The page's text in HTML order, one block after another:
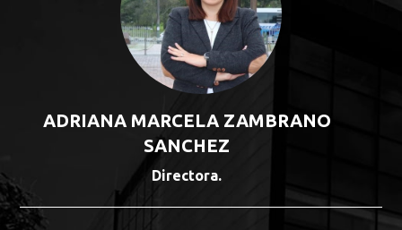
ADRIANA MARCELA ZAMBRANO
SANCHEZ
Directora.